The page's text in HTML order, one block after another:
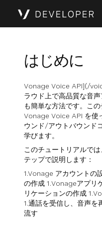
はじめに
Vonage Voice API](/
ラウド上で高品質な音
も簡単な方法です。こ
Vonage Voice API を使
ウンド/アウトバウンド
学びます。
このチュートリアルで
テップで説明します：
1.Vonage アカウントの
の作成 1.Vonageアプリ
リケーションの作成
1.通話を受信し、音声を
流す